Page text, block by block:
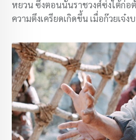
หยวน ซึ่งตอนนั้นราชวงศ์ซ่งใต้ก่อ
ความตึงเครียดเกิดขึ้น เมื่อก๊วยเ